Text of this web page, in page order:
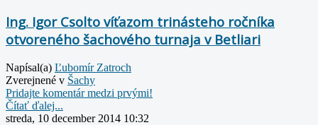
Ing. Igor Csolto víťazom trinásteho ročníka
otvoreného šachového turnaja v Betliari
Napísal(a) Ľubomír Zatroch
Zverejnené v Šachy
Pridajte komentár medzi prvými!
Čítať ďalej...
streda, 10 december 2014 10:32